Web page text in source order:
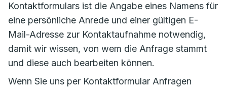
Kontaktformulars ist die Angabe eines Namens für
eine persönliche Anrede und einer gültigen E-
Mail-Adresse zur Kontaktaufnahme notwendig,
damit wir wissen, von wem die Anfrage stammt
und diese auch bearbeiten können.
Wenn Sie uns per Kontaktformular Anfragen